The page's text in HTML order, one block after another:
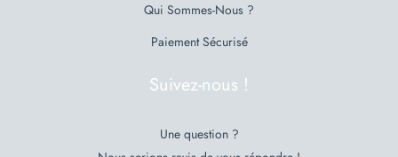
Qui Sommes-Nous ?
Paiement Sécurisé
Suivez-nous !
Une question ?